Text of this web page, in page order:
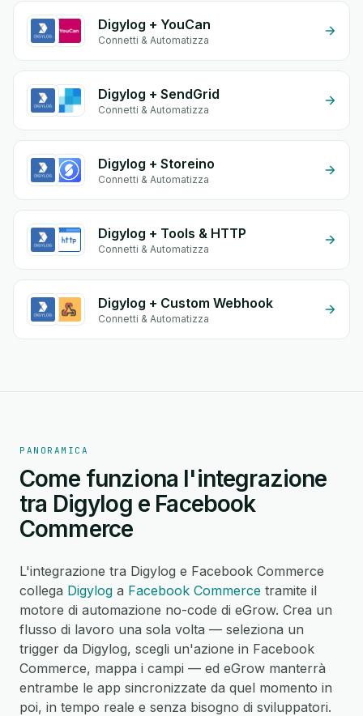
Digylog + YouCan
Connetti & Automatizza
Digylog + SendGrid
Connetti & Automatizza
Digylog + Storeino
Connetti & Automatizza
Digylog + Tools & HTTP
Connetti & Automatizza
Digylog + Custom Webhook
Connetti & Automatizza
PANORAMICA
Come funziona l'integrazione
tra Digylog e Facebook
Commerce
L'integrazione tra Digylog e Facebook Commerce
collega Digylog a Facebook Commerce tramite il
motore di automazione no-code di eGrow. Crea un
flusso di lavoro una sola volta — seleziona un
trigger da Digylog, scegli un'azione in Facebook
Commerce, mappa i campi — ed eGrow manterrà
entrambe le app sincronizzate da quel momento in
poi, in tempo reale e senza bisogno di sviluppatori.